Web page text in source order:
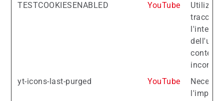
TESTCOOKIESENABLED
YouTube
tracciare
yt-icons-last-purged
YouTube